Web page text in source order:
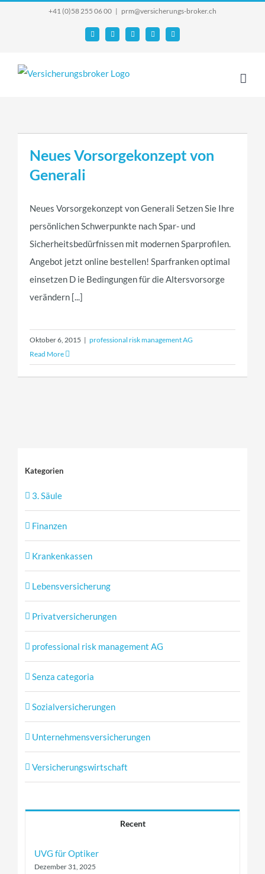
+41 (0)58 255 06 00 | prm@versicherungs-broker.ch
Email FacebookYouTube
X Instagram
Neues Vorsorgekonzept von
Generali
Neues Vorsorgekonzept von Generali Setzen Sie Ihre
persönlichen Schwerpunkte nach Spar- und
Sicherheitsbedürfnissen mit modernen Sparprofilen.
Angebot jetzt online bestellen! Sparfranken optimal
einsetzen D ie Bedingungen für die Altersvorsorge
verändern [...]
Oktober 6, 2015 | professional risk management AG
Read More
Kategorien
3. Säule
Finanzen
Krankenkassen
Lebensversicherung
Privatversicherungen
professional risk management AG
Senza categoria
Sozialversicherungen
Unternehmensversicherungen
Versicherungswirtschaft
Recent
UVG für Optiker
Dezember 31, 2025